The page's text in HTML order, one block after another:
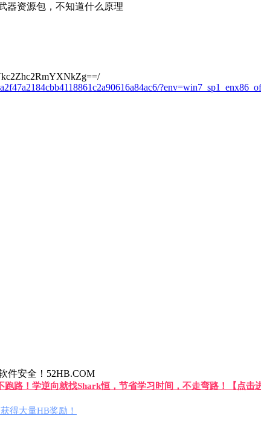
器资源包，不知道什么原理
件安全！52HB.COM
路！学逆向就找Shark恒，节省学习时间，不走弯路！【点击
得大量HB奖励！